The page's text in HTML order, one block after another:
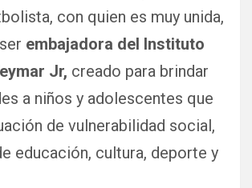
con quien es muy unida,
embajadora del Instituto
Jr, creado para brindar
a niños y adolescentes que
de vulnerabilidad social,
educación, cultura, deporte y